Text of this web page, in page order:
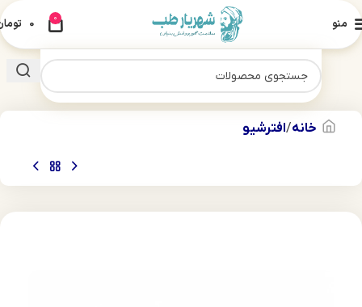
منو 0
0
خانه افترشیو